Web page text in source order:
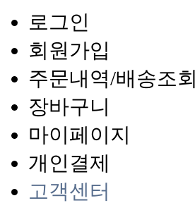
로그인
회원가입
주문내역/배송조회
장바구니
마이페이지
개인결제
고객센터